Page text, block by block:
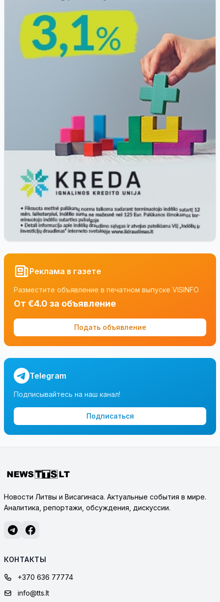
Реклама в газете
Разместите объявление в печатном выпуске VISINFO
От €4.0 за объявление
Подать объявление
Telegram
Подписывайтесь на наш канал!
Подписаться
Новости Литвы и Висагинаса. Актуальные события в мире.
Аналитика, репортажи, обсуждения, дискуссии.
КОНТАКТЫ
+370 636 77774
info@tts.lt